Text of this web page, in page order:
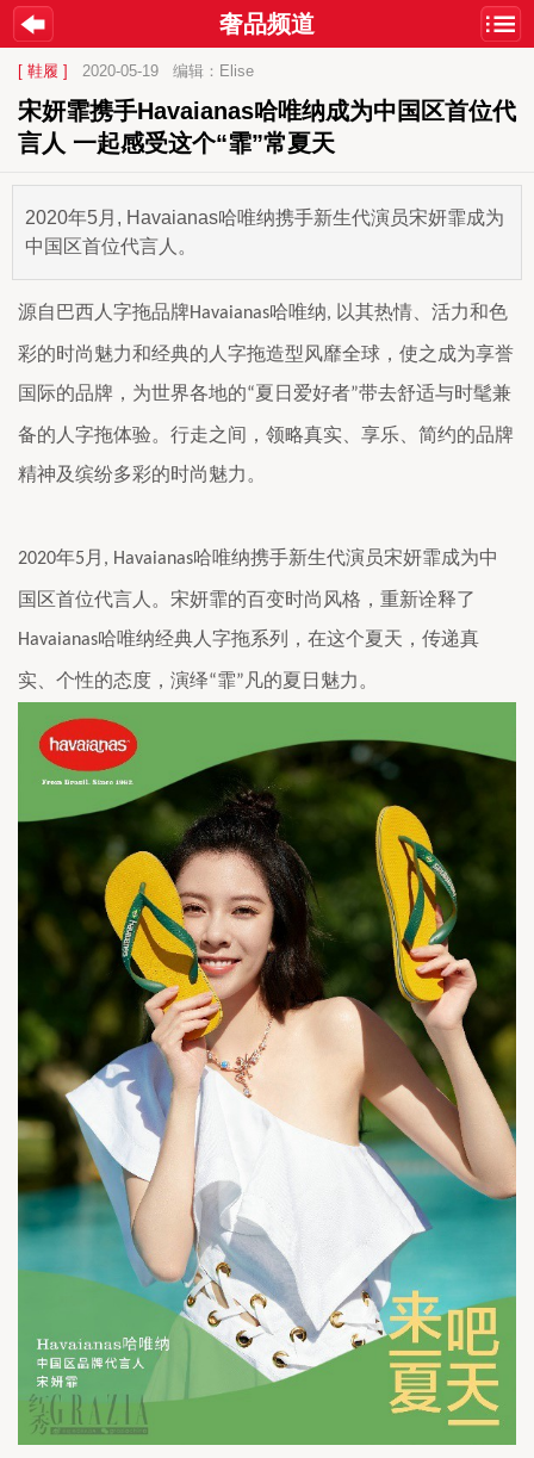
奢品频道
[ 鞋履 ] 2020-05-19 编辑：Elise
宋妍霏携手Havaianas哈唯纳成为中国区首位代
言人 一起感受这个“霏”常夏天
2020年5月, Havaianas哈唯纳携手新生代演员宋妍霏成为
中国区首位代言人。
源自巴西人字拖品牌Havaianas哈唯纳, 以其热情、活力和色
彩的时尚魅力和经典的人字拖造型风靡全球，使之成为享誉
国际的品牌，为世界各地的“夏日爱好者”带去舒适与时髦兼
备的人字拖体验。行走之间，领略真实、享乐、简约的品牌
精神及缤纷多彩的时尚魅力。
2020年5 月 , Havaianas哈唯纳携手新生代演员宋妍霏成为中
国区首位代言人。宋妍霏的百变时尚风格，重新诠释了
Havaianas哈唯纳经典人字拖系列，在这个夏天，传递真
实、个性的态度，演绎“霏” 凡的夏日魅力。